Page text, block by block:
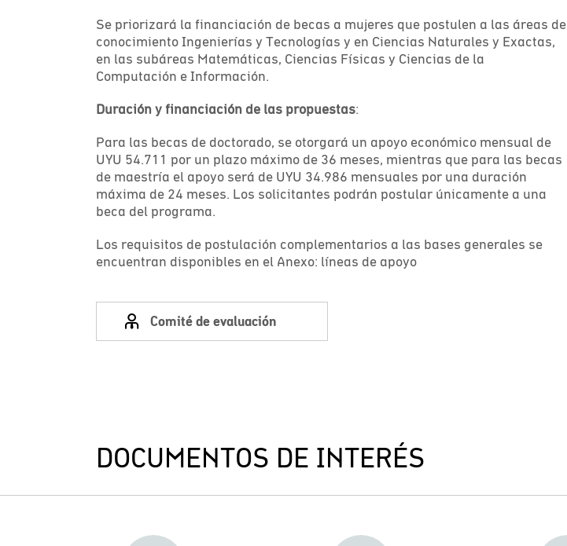
Se priorizará la financiación de becas a mujeres que postulen a las áreas de
conocimiento Ingenierías y Tecnologías y en Ciencias Naturales y Exactas,
en las subáreas Matemáticas, Ciencias Físicas y Ciencias de la
Computación e Información.
Duración y financiación de las propuestas:
Para las becas de doctorado, se otorgará un apoyo económico mensual de
UYU 54.711 por un plazo máximo de 36 meses, mientras que para las becas
de maestría el apoyo será de UYU 34.986 mensuales por una duración
máxima de 24 meses. Los solicitantes podrán postular únicamente a una
beca del programa.
Los requisitos de postulación complementarios a las bases generales se
encuentran disponibles en el Anexo: líneas de apoyo
Comité de evaluación
DOCUMENTOS DE INTERÉS